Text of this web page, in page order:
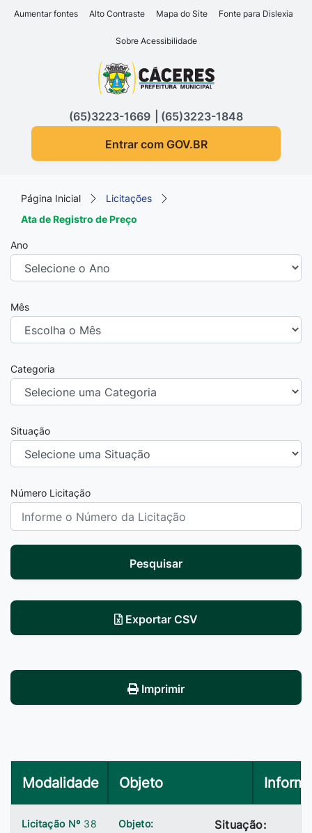
Seção de atalhos e links
Ir para o conteúdo [alt+1]
Ir para o rodapé [alt+4]
Aumentar fontes Alto Contraste Mapa do Site Fonte para Dislexia
Sobre Acessibilidade
Seção do menu principal
(65)3223-1669
(65)3223-1848
Entrar com GOV.BR
Página Inicial
Licitações
Ata de Registro de Preço
Ano
Mês
Categoria
Situação
Número Licitação
Pesquisar
Exportar CSV
Imprimir
Modalidade Objeto
Licitação Nº 38
Objeto:
Situação: